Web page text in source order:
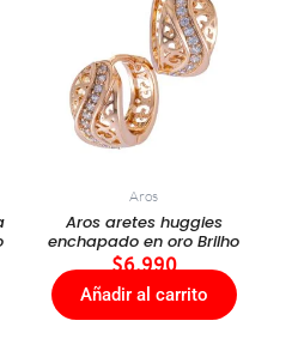
Aros
Aros aretes huggies
enchapado en oro Brilho
$6.990
Añadir al carrito